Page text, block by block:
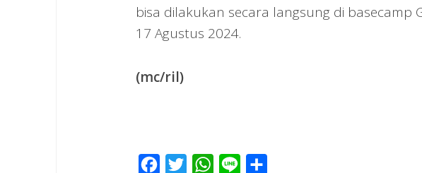
bisa dilakukan secara langsung di basecamp
17 Agustus 2024.
(mc/ril)
Facebook
Twitter WhatsApp
Line